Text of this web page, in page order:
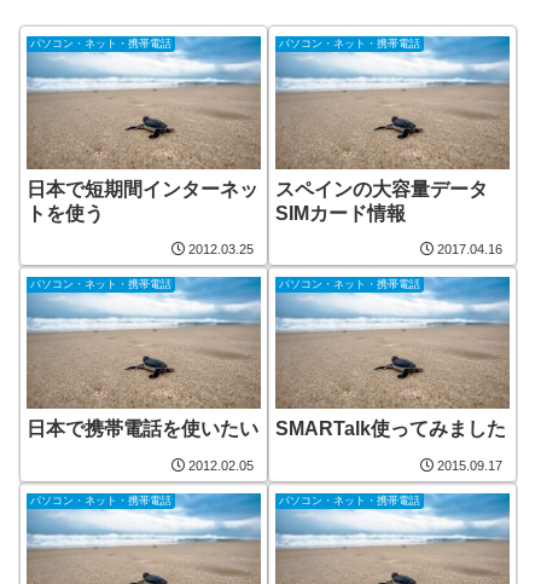
パソコン・ネット・携帯電話
日本で短期間インターネッ
トを使う
2012.03.25
パソコン・ネット・携帯電話
スペインの大容量データ
SIMカード情報
2017.04.16
パソコン・ネット・携帯電話
日本で携帯電話を使いたい
2012.02.05
パソコン・ネット・携帯電話
SMARTalk使ってみました
2015.09.17
パソコン・ネット・携帯電話 パソコン・ネット・携帯電話